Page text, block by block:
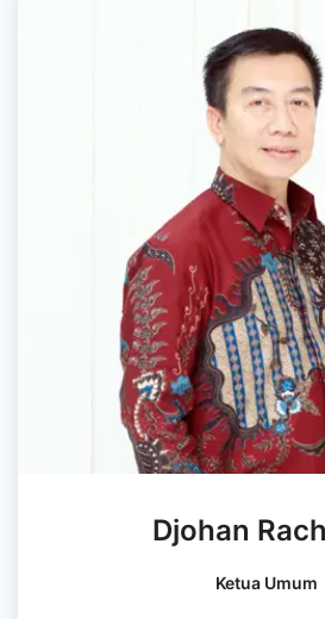
Djohan
Ketua Umum